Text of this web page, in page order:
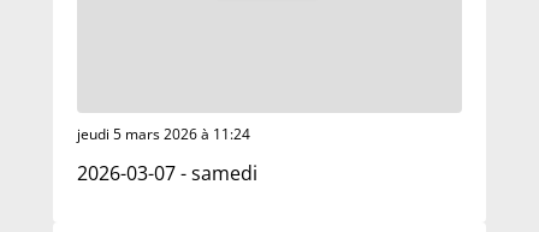
jeudi 5 mars 2026 à 11:24
2026-03-07 - samedi